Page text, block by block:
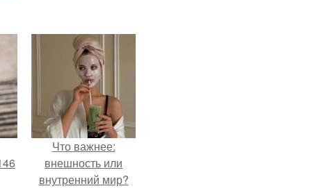
Что важнее:
внешность или
внутренний мир?